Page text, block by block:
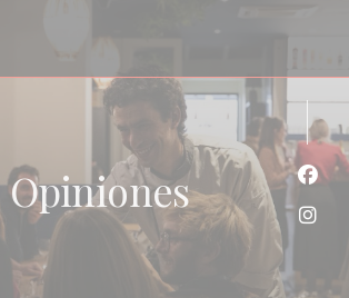
opciones de cookies
Opiniones